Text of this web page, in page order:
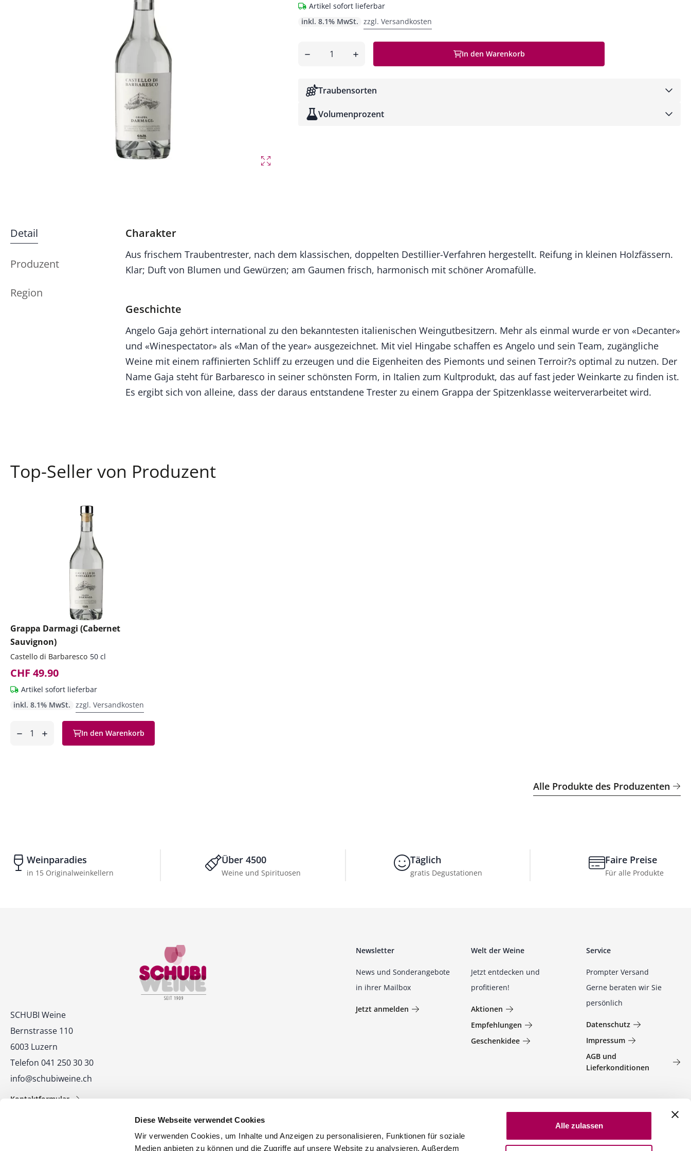
Diese Webseite verwendet Cookies
Wir verwenden Cookies, um Inhalte und Anzeigen zu personalisieren, Funktionen für soziale
Medien anbieten zu können und die Zugriffe auf unsere Website zu analysieren. Außerdem
Alle zulassen
Artikel sofort lieferbar
inkl. 8.1% MwSt. zzgl. Versandkosten
In den Warenkorb
Traubensorten
Volumenprozent
Detail
Produzent
Region
Charakter
Aus frischem Traubentrester, nach dem klassischen, doppelten Destillier-Verfahren hergestellt. Reifung in kleinen Holzfässern.
Klar; Duft von Blumen und Gewürzen; am Gaumen frisch, harmonisch mit schöner Aromafülle.
Geschichte
Angelo Gaja gehört international zu den bekanntesten italienischen Weingutbesitzern. Mehr als einmal wurde er von «Decanter»
und «Winespectator» als «Man of the year» ausgezeichnet. Mit viel Hingabe schaffen es Angelo und sein Team, zugängliche
Weine mit einem raffinierten Schliff zu erzeugen und die Eigenheiten des Piemonts und seinen Terroir?s optimal zu nutzen. Der
Name Gaja steht für Barbaresco in seiner schönsten Form, in Italien zum Kultprodukt, das auf fast jeder Weinkarte zu finden ist.
Es ergibt sich von alleine, dass der daraus entstandene Trester zu einem Grappa der Spitzenklasse weiterverarbeitet wird.
Top-Seller von Produzent
Grappa Darmagi (Cabernet
Sauvignon)
Castello di Barbaresco 50 cl
CHF 49.90
Artikel sofort lieferbar
inkl. 8.1% MwSt. zzgl. Versandkosten
In den Warenkorb
Alle Produkte des Produzenten
Weinparadies
in 15 Originalweinkellern
Über 4500
Weine und Spirituosen
Täglich
gratis Degustationen
Faire Preise
Für alle Produkte
Kontakt
SCHUBI Weine
Bernstrasse 110
6003 Luzern
Telefon 041 250 30 30
info@schubiweine.ch
Kontaktformular
Newsletter
News und Sonderangebote
in ihrer Mailbox
Jetzt anmelden
Welt der Weine
Jetzt entdecken und
profitieren!
Aktionen
Empfehlungen
Geschenkidee
Service
Prompter Versand
Gerne beraten wir Sie
persönlich
Datenschutz
Impressum
AGB und
Lieferkonditionen